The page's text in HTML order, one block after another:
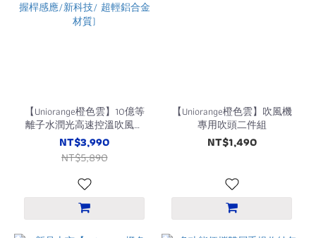
【Uniorange橙色雲】10億等
離子水潤光高速控溫吹風機
H6(6種智能模式/4段溫控/2
段風速/握桿感應/新科技/ 超
輕鋁合金材質)
NT$3,990
NT$5,890
【Uniorange橙色雲】吹風機
專用吹頭二件組
NT$1,490